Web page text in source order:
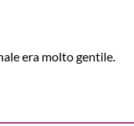
era molto gentile.